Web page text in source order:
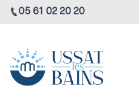
05 61 02 20 20